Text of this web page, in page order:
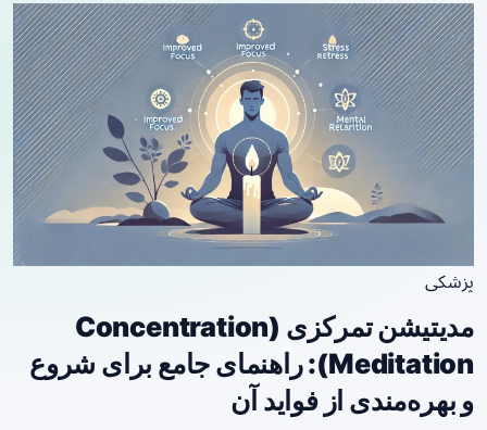
پزشکی
مدیتیشن تمرکزی (Concentration
Meditation): راهنمای جامع برای شروع
و بهره‌مندی از فواید آن